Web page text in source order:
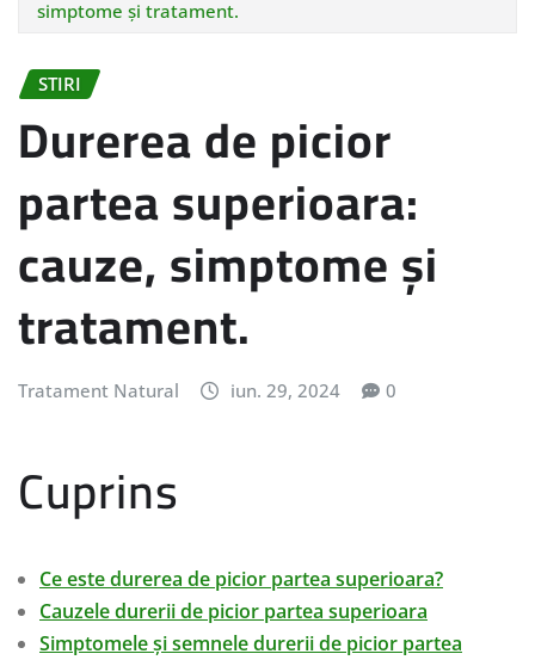
simptome și tratament.
STIRI
Durerea de picior
partea superioara:
cauze, simptome și
tratament.
Tratament Natural iun. 29, 2024 0
Cuprins
Ce este durerea de picior partea superioara?
Cauzele durerii de picior partea superioara
Simptomele și semnele durerii de picior partea